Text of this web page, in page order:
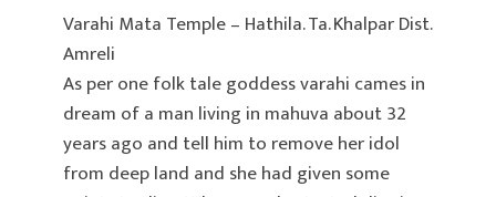
Varahi Mata Temple – Hathila. Ta. Khalpar Dist.
Amreli
As per one folk tale goddess varahi cames in
dream of a man living in mahuva about 32
years ago and tell him to remove her idol
from deep land and she had given some